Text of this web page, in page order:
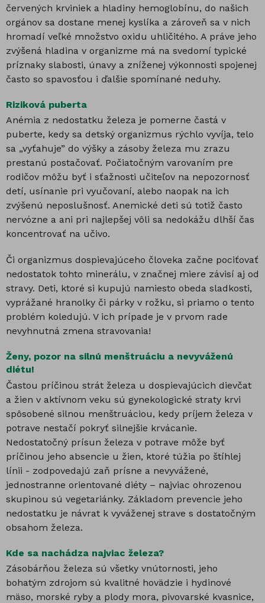
červených krviniek a hladiny hemoglobínu, do našich
orgánov sa dostane menej kyslíka a zároveň sa v nich
hromadí veľké množstvo oxidu uhličitého. A práve jeho
zvýšená hladina v organizme má na svedomí typické
príznaky slabosti, únavy a zníženej výkonnosti spojenej
často so spavosťou i ďalšie spomínané neduhy.
Riziková puberta
Anémia z nedostatku železa je pomerne častá v
puberte, kedy sa detský organizmus rýchlo vyvíja, telo
sa „vyťahuje” do výšky a zásoby železa mu zrazu
prestanú postačovať. Počiatočným varovaním pre
rodičov môžu byť i sťažnosti učiteľov na nepozornosť
detí, usínanie pri vyučovaní, alebo naopak na ich
zvýšenú neposlušnosť. Anemické deti sú totiž často
nervózne a ani pri najlepšej vôli sa nedokážu dlhší čas
koncentrovať na učivo.
Či organizmus dospievajúceho človeka začne pociťovať
nedostatok tohto minerálu, v značnej miere závisí aj od
stravy. Deti, ktoré si kupujú namiesto obeda sladkosti,
vyprážané hranolky či párky v rožku, si priamo o tento
problém koledujú. V ich prípade je v prvom rade
nevyhnutná zmena stravovania!
Ženy, pozor na silnú menštruáciu a nevyváženú
diétu!
Častou príčinou strát železa u dospievajúcich dievčat
a žien v aktívnom veku sú gynekologické straty krvi
spôsobené silnou menštruáciou, kedy príjem železa v
potrave nestačí pokryť silnejšie krvácanie.
Nedostatočný prísun železa v potrave môže byť
príčinou jeho absencie u žien, ktoré túžia po štíhlej
línii - zodpovedajú zaň prísne a nevyvážené,
jednostranne orientované diéty – najviac ohrozenou
skupinou sú vegetariánky. Základom prevencie jeho
nedostatku je návrat k vyváženej strave s dostatočným
obsahom železa.
Kde sa nachádza najviac železa?
Zásobárňou železa sú všetky vnútornosti, jeho
bohatým zdrojom sú kvalitné hovädzie i hydinové
mäso, morské ryby a plody mora, pivovarské kvasnice,